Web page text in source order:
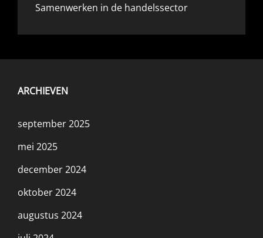
Samenwerken in de handelssector
ARCHIEVEN
september 2025
mei 2025
december 2024
oktober 2024
augustus 2024